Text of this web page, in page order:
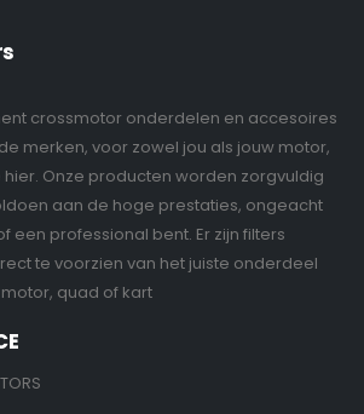
crossmotor onderdelen en accesoires
merken, voor zowel jou als jouw motor,
hier. Onze producten worden zorgvuldig
aan de hoge prestaties, ongeacht
een professional bent. Er zijn filters
te voorzien van het juiste onderdeel
quad of kart